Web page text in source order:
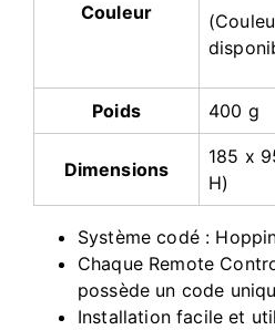
Couleur
Poids 400 g
Dimensions
185 x
H)
Système codé :
Chaque Remote
possède un code
Installation facile et